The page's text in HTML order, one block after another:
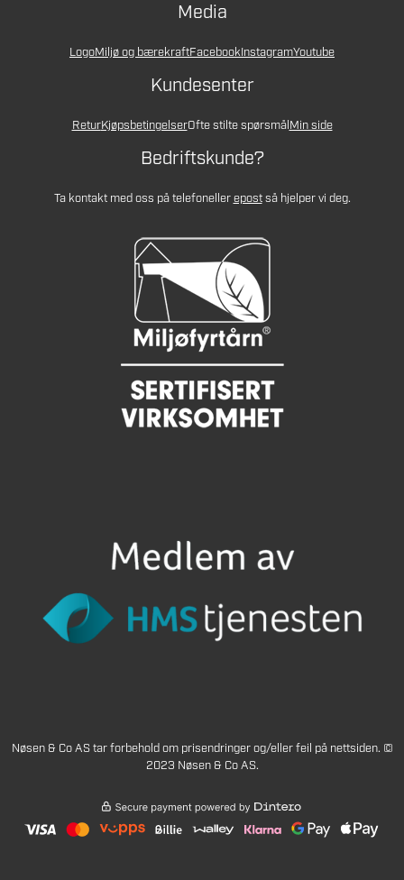
Media
LogoMiljø og bærekraftFacebookInstagramYoutube
Kundesenter
ReturKjøpsbetingelserOfte stilte spørsmålMin side
Bedriftskunde?
Ta kontakt med oss på telefonellerepostså hjelper vi deg.
Nøsen & Co AS tar forbehold om prisendringer og/eller feil på nettsiden. ©
2023 Nøsen & Co AS.